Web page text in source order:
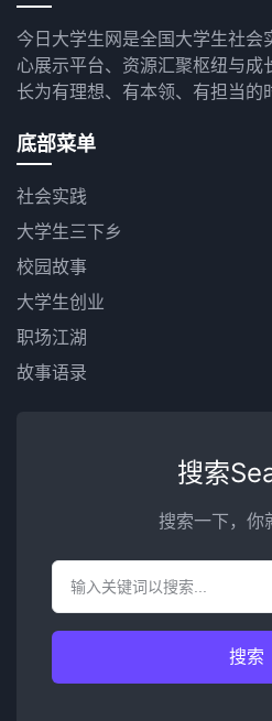
今日大学生网是全国大学生社会
心展示平台、资源汇聚枢纽与
长为有理想、有本领、有担当的
底部菜单
社会实践
大学生三下乡
校园故事
大学生创业
职场江湖
故事语录
搜索
搜索一下，你
搜索